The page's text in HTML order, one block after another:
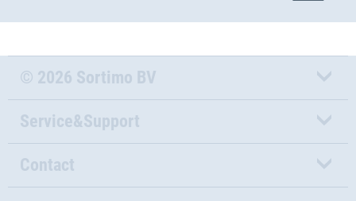
© 2026 Sortimo BV
Service&Support
Contact